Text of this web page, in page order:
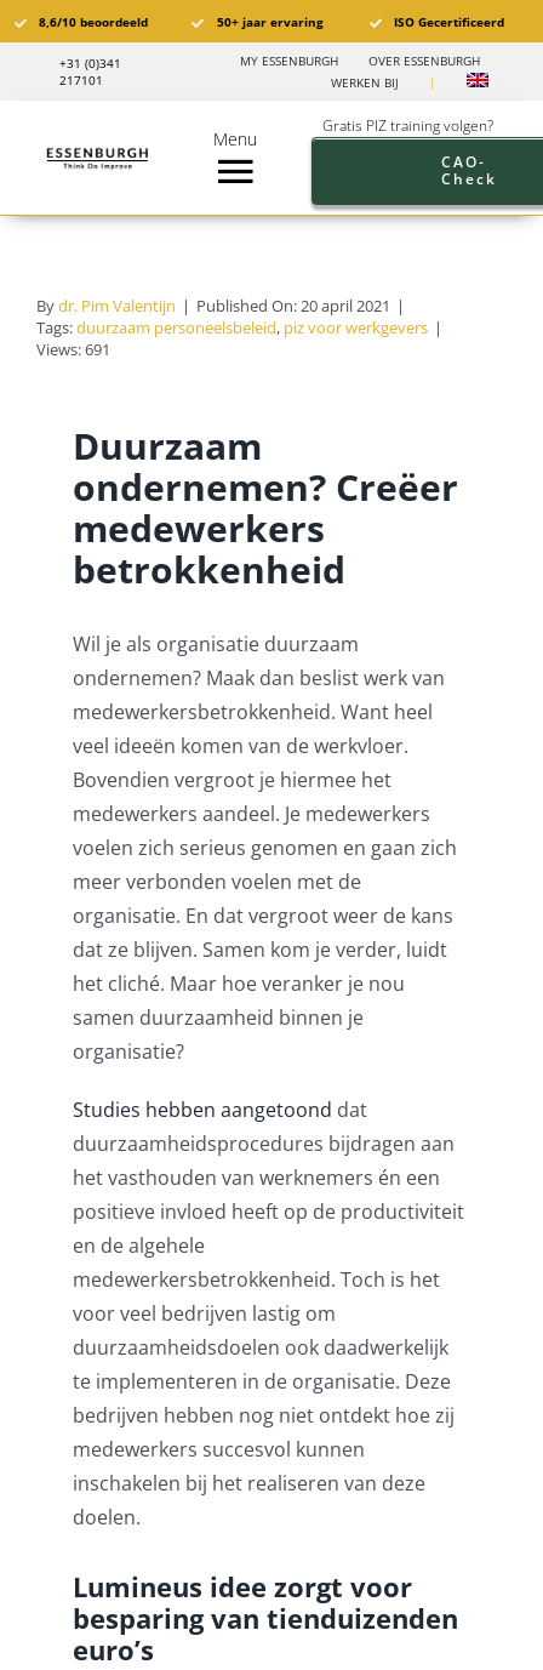
Ga
naar
inhoud
8,6/10 beoordeeld 50+ jaar ervaring ISO Gecertificeerd
+31 (0)341
217101
MY ESSENBURGH
OVER ESSENBURGH
WERKEN BIJ
|
Menu
Toggle
PIZ Trainingen
Branches
Pensioen aanbod werkgevers
Pensioenblij
Contact
Gratis PIZ training volgen?
CAO-
Check
Bydr. Pim Valentijn | Published On: 20 april 2021 |
Tags:duurzaam personeelsbeleid, piz voor werkgevers |
Views: 691
Duurzaam
ondernemen? Creëer
medewerkers
betrokkenheid
Wil je als organisatie duurzaam
ondernemen? Maak dan beslist werk van
medewerkersbetrokkenheid. Want heel
veel ideeën komen van de werkvloer.
Bovendien vergroot je hiermee het
medewerkers aandeel. Je medewerkers
voelen zich serieus genomen en gaan zich
meer verbonden voelen met de
organisatie. En dat vergroot weer de kans
dat ze blijven. Samen kom je verder, luidt
het cliché. Maar hoe veranker je nou
samen duurzaamheid binnen je
organisatie?
Studies hebben aangetoond dat
duurzaamheidsprocedures bijdragen aan
het vasthouden van werknemers én een
positieve invloed heeft op de productiviteit
en de algehele
medewerkersbetrokkenheid. Toch is het
voor veel bedrijven lastig om
duurzaamheidsdoelen ook daadwerkelijk
te implementeren in de organisatie. Deze
bedrijven hebben nog niet ontdekt hoe zij
medewerkers succesvol kunnen
inschakelen bij het realiseren van deze
doelen.
Lumineus idee zorgt voor
besparing van tienduizenden
euro’s